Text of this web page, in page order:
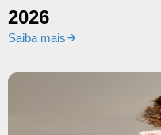
2026
Saiba mais